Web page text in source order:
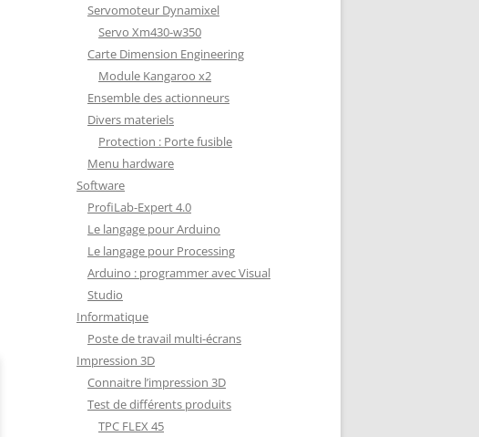
Servomoteur Dynamixel
Servo Xm430-w350
Carte Dimension Engineering
Module Kangaroo x2
Ensemble des actionneurs
Divers materiels
Protection : Porte fusible
Menu hardware
Software
ProfiLab-Expert 4.0
Le langage pour Arduino
Le langage pour Processing
Arduino : programmer avec Visual
Studio
Informatique
Poste de travail multi-écrans
Impression 3D
Connaitre l’impression 3D
Test de différents produits
TPC FLEX 45